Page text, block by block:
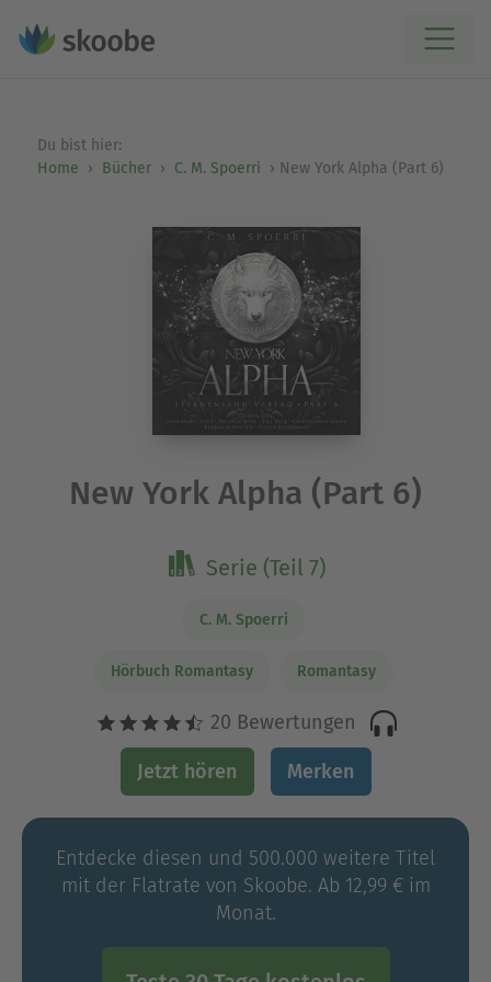
Du bist hier:
Home
Bücher C. M. Spoerri New York Alpha (Part 6)
New York Alpha (Part 6)
Serie (Teil 7)
C. M. Spoerri
Hörbuch Romantasy Romantasy
20 Bewertungen
Jetzt hören Merken
Entdecke diesen und 500.000 weitere Titel
mit der Flatrate von Skoobe. Ab 12,99 € im
Monat.